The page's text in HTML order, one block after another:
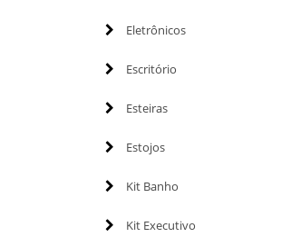
Eletrônicos
Escritório
Esteiras
Estojos
Kit Banho
Kit Executivo